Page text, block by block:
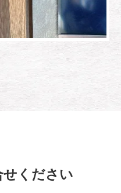
せください